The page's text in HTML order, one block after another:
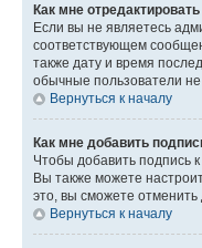
Как мне
Если вы не являетесь
соответствующем
также дату и время
обычные пользователи не
Вернуться к началу
Как мне добавить
Чтобы добавить подпись
Вы также можете
это, вы сможете
Вернуться к началу